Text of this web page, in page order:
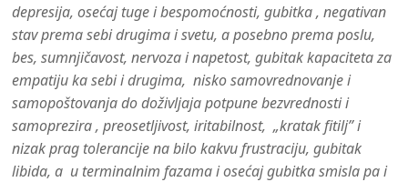
depresija, osećaj tuge i bespomoćnosti, gubitka , negativan
stav prema sebi drugima i svetu, a posebno prema poslu,
bes, sumnjičavost, nervoza i napetost, gubitak kapaciteta za
empatiju ka sebi i drugima, nisko samovrednovanje i
samopoštovanja do doživljaja potpune bezvrednosti i
samoprezira , preosetljivost, iritabilnost, „kratak fitilj” i
nizak prag tolerancije na bilo kakvu frustraciju, gubitak
libida, a u terminalnim fazama i osećaj gubitka smisla pa i